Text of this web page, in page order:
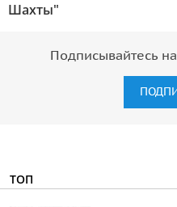
Шахты"
Подписывайтесь
ТОП